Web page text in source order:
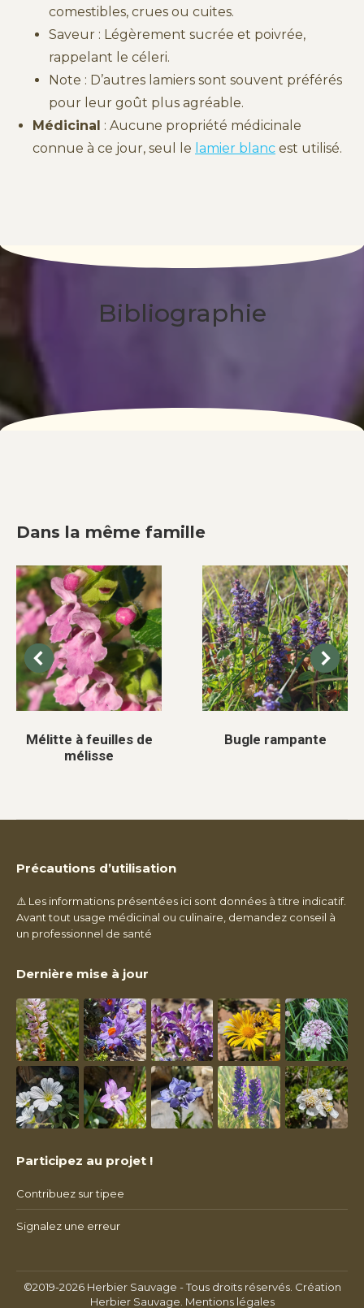
comestibles, crues ou cuites.
Saveur : Légèrement sucrée et poivrée,
rappelant le céleri.
Note : D’autres lamiers sont souvent préférés
pour leur goût plus agréable.
Médicinal : Aucune propriété médicinale
connue à ce jour, seul le lamier blanc est utilisé.
Bibliographie
Dans la même famille
Mélitte à feuilles de
mélisse
Bugle rampante
Précautions d’utilisation
⚠️ Les informations présentées ici sont données à titre indicatif.
Avant tout usage médicinal ou culinaire, demandez conseil à
un professionnel de santé
Dernière mise à jour
Participez au projet !
Contribuez sur tipee
Signalez une erreur
©2019-2026 Herbier Sauvage - Tous droits réservés. Création
Herbier Sauvage. Mentions légales